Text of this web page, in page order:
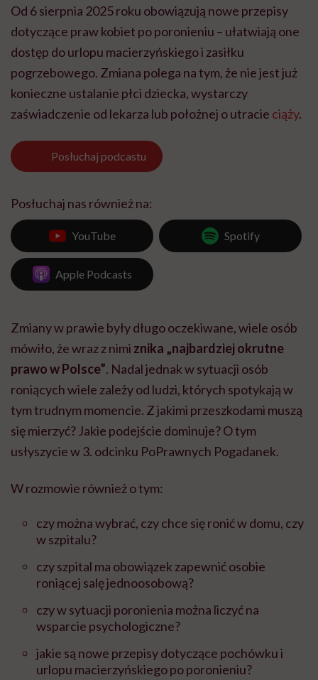
Od 6 sierpnia 2025 roku obowiązują nowe przepisy
dotyczące praw kobiet po poronieniu – ułatwiają one
dostęp do urlopu macierzyńskiego i zasiłku
pogrzebowego. Zmiana polega na tym, że nie jest już
konieczne ustalanie płci dziecka, wystarczy
zaświadczenie od lekarza lub położnej o utracie ciąży.
Posłuchaj podcastu
Posłuchaj nas również na:
YouTube Spotify
Apple Podcasts
Zmiany w prawie były długo oczekiwane, wiele osób
mówiło, że wraz z nimi znika „najbardziej okrutne
prawo w Polsce”. Nadal jednak w sytuacji osób
roniących wiele zależy od ludzi, których spotykają w
tym trudnym momencie. Z jakimi przeszkodami muszą
się mierzyć? Jakie podejście dominuje? O tym
usłyszycie w 3. odcinku PoPrawnych Pogadanek.
W rozmowie również o tym:
czy można wybrać, czy chce się ronić w domu, czy
w szpitalu?
czy szpital ma obowiązek zapewnić osobie
roniącej salę jednoosobową?
czy w sytuacji poronienia można liczyć na
wsparcie psychologiczne?
jakie są nowe przepisy dotyczące pochówku i
urlopu macierzyńskiego po poronieniu?